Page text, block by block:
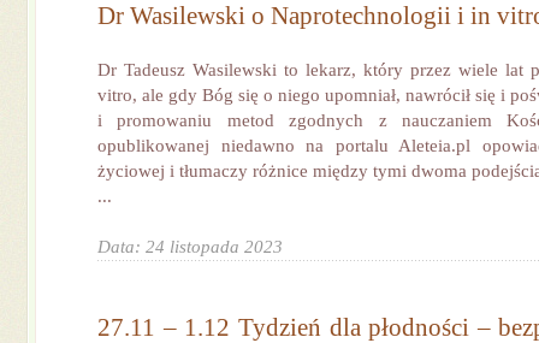
Dr Wasilewski o Naprotechnologii i in
Dr Tadeusz Wasilewski to lekarz, który przez wiele lat
vitro, ale gdy Bóg się o niego upomniał, nawrócił się i
i promowaniu metod zgodnych z nauczaniem
opublikowanej niedawno na portalu Aleteia.pl
życiowej i tłumaczy różnice między tymi dwoma
...
Data: 24 listopada 2023
27.11 – 1.12 Tydzień dla płodności –